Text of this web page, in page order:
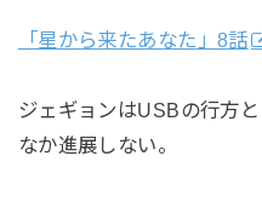
「星から来たあなた」8話
ジェギョンはUSBの行方
なか進展しない。